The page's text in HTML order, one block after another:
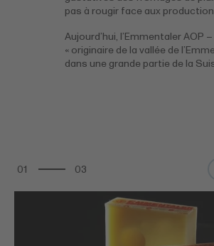
pas à rougir face aux
Aujourd’hui, l’Emmentaler AOP
« originaire de la vallée de
dans une grande partie de la
01 03